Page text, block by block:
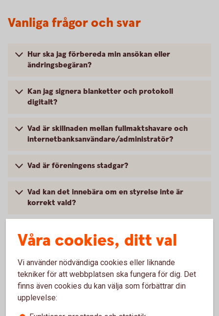
Vanliga frågor och svar
Hur ska jag förbereda min ansökan eller
ändringsbegäran?
Kan jag signera blanketter och protokoll
digitalt?
Vad är skillnaden mellan fullmaktshavare och
internetbanksanvändare/administratör?
Vad är föreningens stadgar?
Vad kan det innebära om en styrelse inte är
korrekt vald?
Sparbanken Mälardalen?
Vad innebär blanketten Fullmakt ideell förening
och hur ska den användas?
Våra cookies, ditt val
Vi använder nödvändiga cookies eller liknande
tekniker för att webbplatsen ska fungera för dig. Det
finns även cookies du kan välja som förbättrar din
upplevelse: